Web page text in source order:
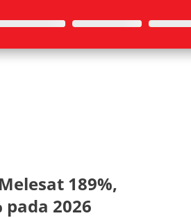
189%,
2026